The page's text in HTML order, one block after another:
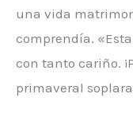
una vida
comprendía.
con tanto cariño.
primaveral